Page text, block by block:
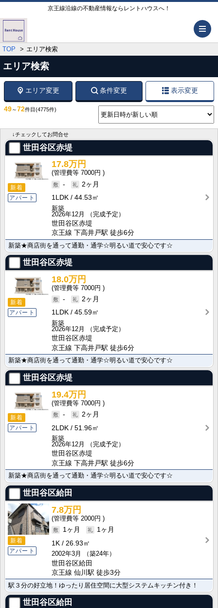
京王線沿線の不動産情報ならレントハウスへ！
TOP エリア検索
エリア検索
エリア変更 条件変更 表示変更
49～72件目 (4775件)
↓チェックしてお問合せ
世田谷区赤堤
新着
アパート
17.8万円
7000円
-
2ヶ月
1LDK
44.53㎡
新築
2026年12月
（完成予定）
世田谷区赤堤
京王線 下高井戸駅 徒歩6分
新築★商店街を通って通勤・通学☆明るい道で安心です☆
世田谷区赤堤
新着
アパート
18.0万円
7000円
-
2ヶ月
1LDK
45.59㎡
新築
2026年12月
（完成予定）
世田谷区赤堤
京王線 下高井戸駅 徒歩6分
新築★商店街を通って通勤・通学☆明るい道で安心です☆
世田谷区赤堤
新着
アパート
19.4万円
7000円
-
2ヶ月
2LDK
51.96㎡
新築
2026年12月
（完成予定）
世田谷区赤堤
京王線 下高井戸駅 徒歩6分
新築★商店街を通って通勤・通学☆明るい道で安心です☆
世田谷区給田
新着
アパート
7.8万円
2000円
1ヶ月
1ヶ月
1K
26.93㎡
2002年3月
（築24年）
世田谷区給田
京王線 仙川駅 徒歩3分
駅３分の好立地！ゆったり居住空間に大型システムキッチン付き！
世田谷区給田